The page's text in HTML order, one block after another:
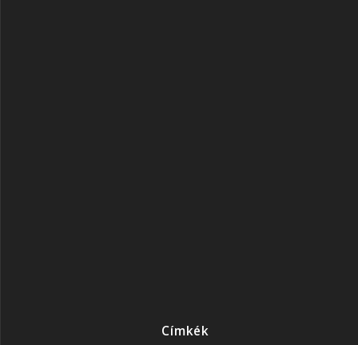
Címkék